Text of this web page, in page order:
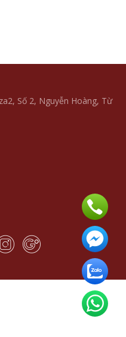
Số 2, Nguyễn Hoàng, Từ